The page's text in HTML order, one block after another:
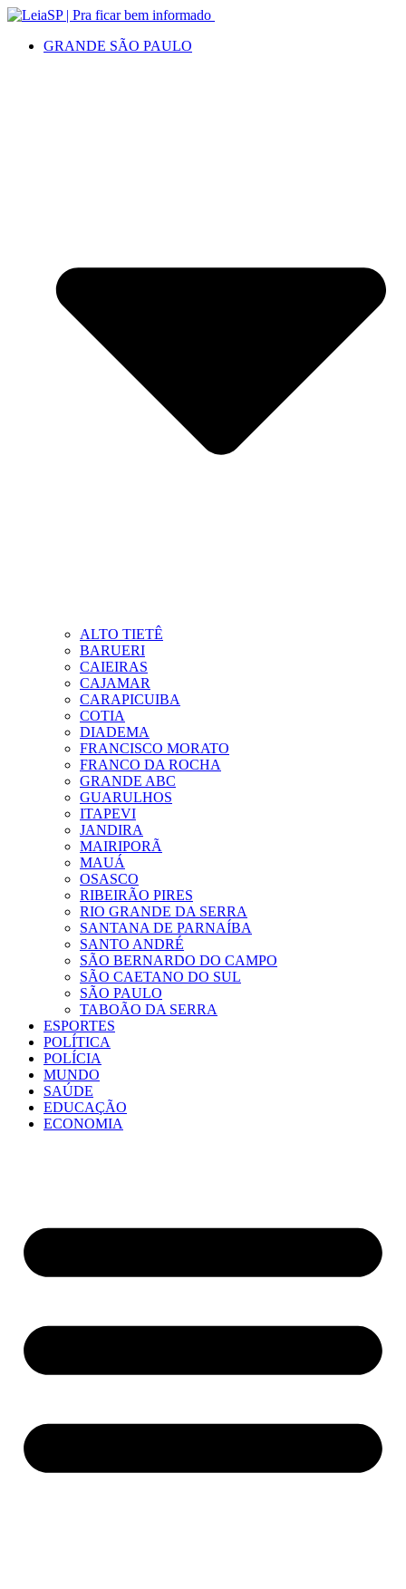
GRANDE SÃO PAULO
ALTO TIETÊ
BARUERI
CAIEIRAS
CAJAMAR
CARAPICUIBA
COTIA
DIADEMA
FRANCISCO MORATO
FRANCO DA ROCHA
GRANDE ABC
GUARULHOS
ITAPEVI
JANDIRA
MAIRIPORÃ
MAUÁ
OSASCO
RIBEIRÃO PIRES
RIO GRANDE DA SERRA
SANTANA DE PARNAÍBA
SANTO ANDRÉ
SÃO BERNARDO DO CAMPO
SÃO CAETANO DO SUL
SÃO PAULO
TABOÃO DA SERRA
ESPORTES
POLÍTICA
POLÍCIA
MUNDO
SAÚDE
EDUCAÇÃO
ECONOMIA